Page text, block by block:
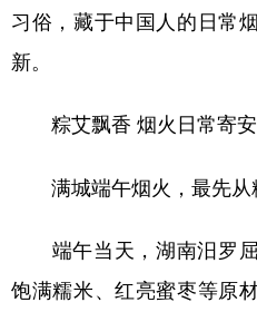
多语种频道
Deutsch Português
习俗，藏于中国人的日常
新。
粽艾飘香 烟火日常寄
满城端午烟火，最先从
端午当天，湖南汨罗屈
饱满糯米、红亮蜜枣等原